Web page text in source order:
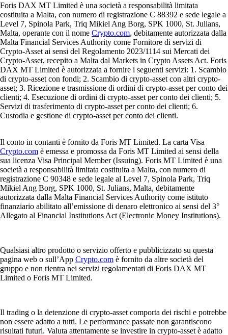
Foris DAX MT Limited è una società a responsabilità limitata
costituita a Malta, con numero di registrazione C 88392 e sede legale a
Level 7, Spinola Park, Triq Mikiel Ang Borg, SPK 1000, St. Julians,
Malta, operante con il nome Crypto.com, debitamente autorizzata dalla
Malta Financial Services Authority come Fornitore di servizi di
Crypto-Asset ai sensi del Regolamento 2023/1114 sui Mercati dei
Crypto-Asset, recepito a Malta dal Markets in Crypto Assets Act. Foris
DAX MT Limited è autorizzata a fornire i seguenti servizi: 1. Scambio
di crypto-asset con fondi; 2. Scambio di crypto-asset con altri crypto-
asset; 3. Ricezione e trasmissione di ordini di crypto-asset per conto dei
clienti; 4. Esecuzione di ordini di crypto-asset per conto dei clienti; 5.
Servizi di trasferimento di crypto-asset per conto dei clienti; 6.
Custodia e gestione di crypto-asset per conto dei clienti.
Il conto in contanti è fornito da Foris MT Limited. La carta Visa
Crypto.com è emessa e promossa da Foris MT Limited ai sensi della
sua licenza Visa Principal Member (Issuing). Foris MT Limited è una
società a responsabilità limitata costituita a Malta, con numero di
registrazione C 90348 e sede legale al Level 7, Spinola Park, Triq
Mikiel Ang Borg, SPK 1000, St. Julians, Malta, debitamente
autorizzata dalla Malta Financial Services Authority come istituto
finanziario abilitato all’emissione di denaro elettronico ai sensi del 3°
Allegato al Financial Institutions Act (Electronic Money Institutions).
Qualsiasi altro prodotto o servizio offerto e pubblicizzato su questa
pagina web o sull’App Crypto.com è fornito da altre società del
gruppo e non rientra nei servizi regolamentati di Foris DAX MT
Limited o Foris MT Limited.
Il trading o la detenzione di crypto-asset comporta dei rischi e potrebbe
non essere adatto a tutti. Le performance passate non garantiscono
risultati futuri. Valuta attentamente se investire in crypto-asset è adatto